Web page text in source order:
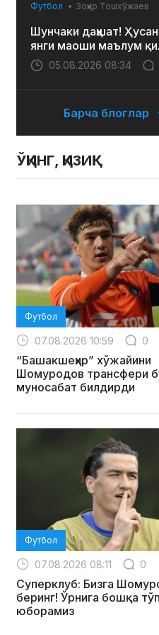
Футбол Зоҳир Тошхўжаев
Шунчаки даҳшат!
янги маоши маълум
05.08.2026 08:34
Барча блоглар
ЎҚИНГ, ҚИЗИҚ!
Футбол
07.08.2026 10:59 0
“Башакшеҳир” хўжайини
Шомуродов трансфери
муносабат билдирди
Футбол
07.08.2026 08:11 0
Суперклуб: Бизга
беринг! Ўрнига бошқа
юборамиз